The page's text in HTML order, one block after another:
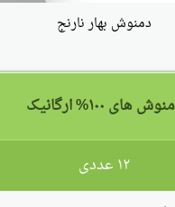
دمنوش بهار نارنج
های ۱۰۰% ارگانیک
۱۲ عددی